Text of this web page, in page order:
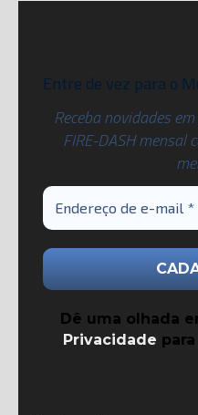
Entre de vez para o
Receba novidades
FIRE-DASH mensal
Dê uma olhada
Privacidade